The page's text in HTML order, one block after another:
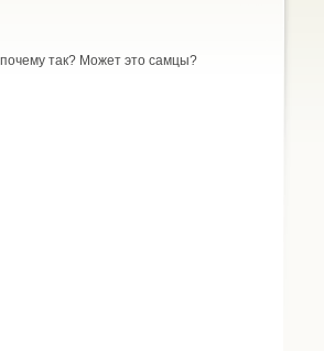
так? Может это самцы?